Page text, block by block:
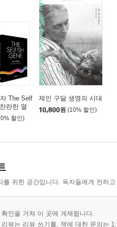
The Self
란한 멸
할인)
제인 구달 생명의 시대
10,800원 (10% 할인)
를 위한 공간입니다. 독자들에게 전하
인을 거쳐 이 곳에 게재됩니다.
리뷰는 리뷰 쓰기를, 책에 대한 문의는